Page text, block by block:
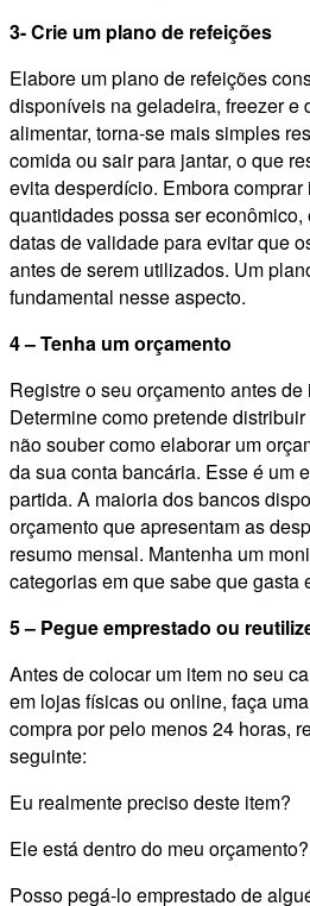
3- Crie um plano de refeições
Elabore um plano de refeições
disponíveis na geladeira, freezer e
alimentar, torna-se mais simples
comida ou sair para jantar, o que
evita desperdício. Embora
quantidades possa ser
datas de validade para evitar que
antes de serem utilizados. Um
fundamental nesse aspecto.
4 – Tenha um orçamento
Registre o seu orçamento antes
Determine como pretende
não souber como elaborar um
da sua conta bancária. Esse é um
partida. A maioria dos bancos
orçamento que apresentam as
resumo mensal. Mantenha um
categorias em que sabe que gasta
5 – Pegue emprestado ou
Antes de colocar um item no seu
em lojas físicas ou online, faça
compra por pelo menos 24 horas,
seguinte:
Eu realmente preciso deste item?
Ele está dentro do meu orçamento?
Posso pegá-lo emprestado de